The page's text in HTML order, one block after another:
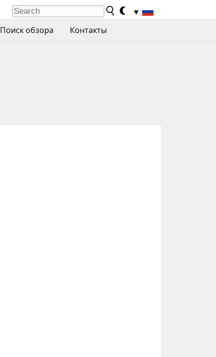
▼
Поиск обзора Контакты